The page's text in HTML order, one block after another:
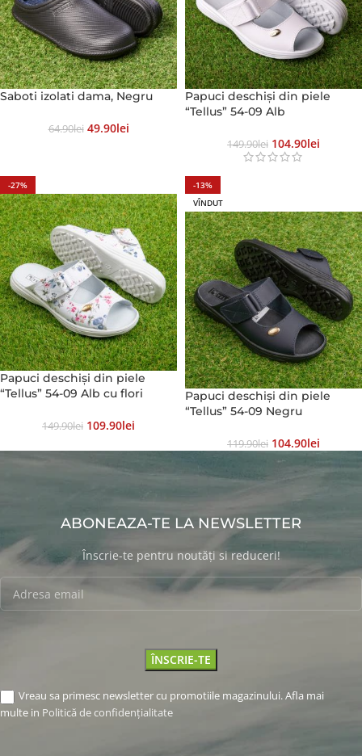
Saboti izolati dama, Negru
64.90Lei 49.90Lei
Papuci deschiși din piele
“Tellus” 54-09 Alb
149.90Lei 104.90Lei
-27%
Papuci deschiși din piele
“Tellus” 54-09 Alb cu flori
149.90Lei 109.90Lei
-13%
VÎNDUT
Papuci deschiși din piele
“Tellus” 54-09 Negru
119.90Lei 104.90Lei
ABONEAZA-TE LA NEWSLETTER
Înscrie-te pentru noutăți si reduceri!
Vreau sa primesc newsletter cu promotiile magazinului. Afla mai
multe in Politică de confidențialitate